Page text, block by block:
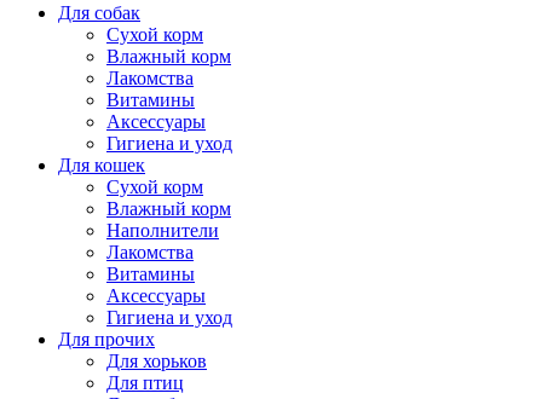
Для собак
Сухой корм
Влажный корм
Лакомства
Витамины
Аксессуары
Гигиена и уход
Для кошек
Сухой корм
Влажный корм
Наполнители
Лакомства
Витамины
Аксессуары
Гигиена и уход
Для прочих
Для хорьков
Для птиц